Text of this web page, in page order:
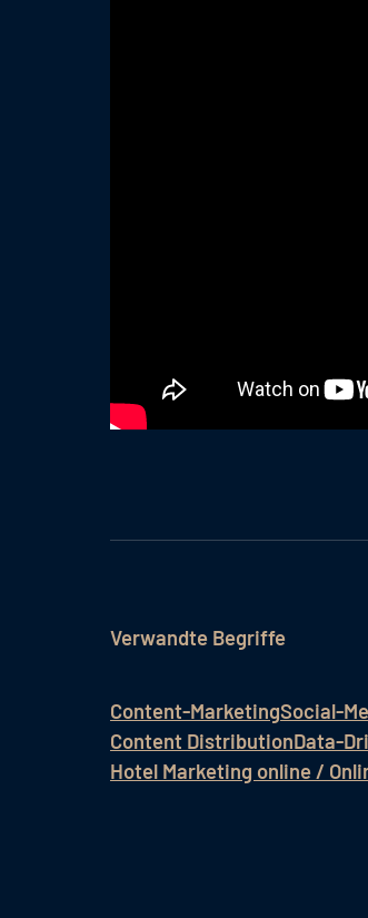
Verwandte Begriffe
Content-MarketingSocial-
Content DistributionData-
Hotel Marketing online /